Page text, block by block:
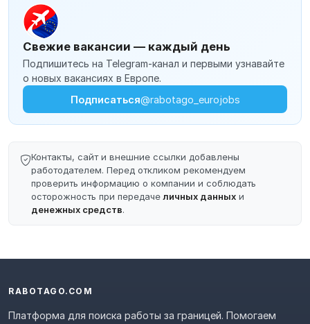
Свежие вакансии — каждый день
Подпишитесь на Telegram-канал и первыми узнавайте
о новых вакансиях в Европе.
Подписаться@rabotago_eurojobs
Контакты, сайт и внешние ссылки добавлены
работодателем. Перед откликом рекомендуем
проверить информацию о компании и соблюдать
осторожность при передачеличных данных и
денежных средств.
RABOTAGO.COM
Платформа для поиска работы за границей. Помогаем